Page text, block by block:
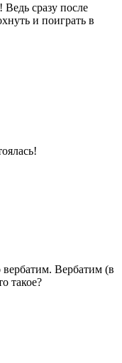
Ведь сразу после
и поиграть в
Вербатим (в
такое?